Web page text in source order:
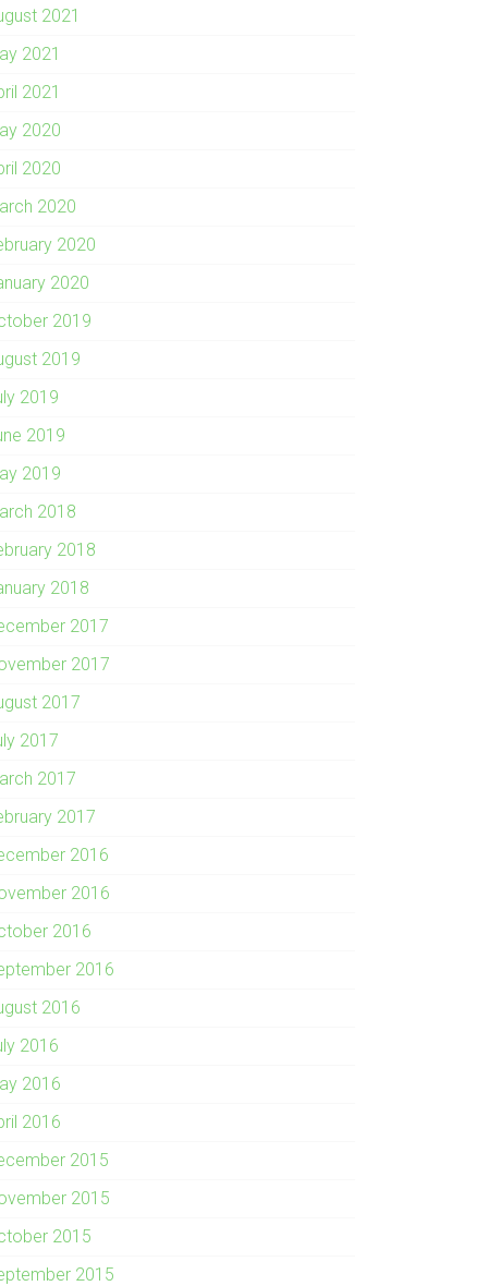
2021
2021
2021
2020
2020
2020
2020
2020
2019
2019
2019
2019
2019
2018
2018
2018
2017
2017
2017
2017
2017
2017
2016
2016
2016
2016
2016
2016
2016
2016
2015
2015
2015
2015